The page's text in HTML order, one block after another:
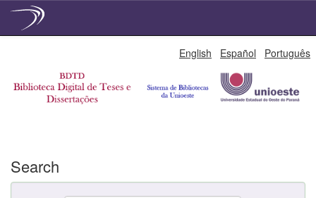
English Español Português
Search